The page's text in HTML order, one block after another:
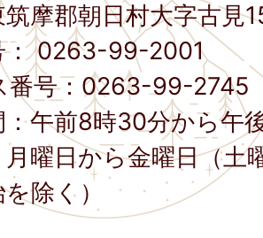
摩郡朝日村大字古見
：0263-99-2001
号： 0263-99-2745
：午前8時30分から午
曜日から金曜日（土
除く）